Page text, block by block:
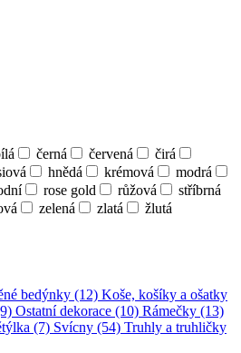
černá červená
čirá
hnědá krémová
modrá
rose gold růžová
stříbrná
zelená zlatá žlutá
bedýnky (12) Koše, košíky a ošatky
Ostatní dekorace (10) Rámečky (13)
(7) Svícny (54) Truhly a truhličky